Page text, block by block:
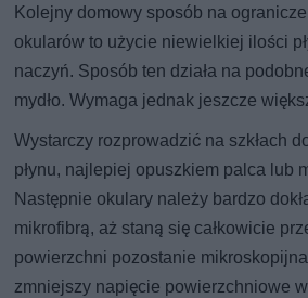
Kolejny domowy sposób na
okularów to użycie niewielkiej ilości
naczyń. Sposób ten działa na
mydło. Wymaga jednak jeszcze
Wystarczy rozprowadzić na szkłach
płynu, najlepiej opuszkiem palca lub
Następnie okulary należy bardzo
mikrofibrą, aż staną się całkowicie
powierzchni pozostanie
zmniejszy napięcie powierzchniowe